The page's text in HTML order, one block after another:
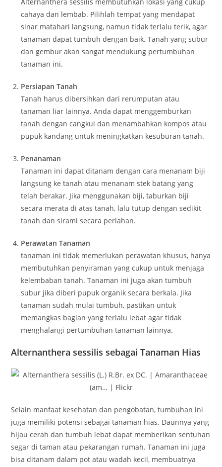
cahaya dan lembab. Pilihlah tempat yang mendapat
sinar matahari langsung, namun tidak terlalu terik, agar
tanaman dapat tumbuh dengan baik. Tanah yang subur
dan gembur akan sangat mendukung pertumbuhan
tanaman ini.
Persiapan Tanah
Tanah harus dibersihkan dari rerumputan atau
tanaman liar lainnya. Anda dapat menggemburkan
tanah dengan cangkul dan menambahkan kompos atau
pupuk kandang untuk meningkatkan kesuburan tanah.
Penanaman
Tanaman ini dapat ditanam dengan cara menanam biji
langsung ke tanah atau menanam stek batang yang
telah berakar. Jika menggunakan biji, taburkan biji
secara merata di atas tanah, lalu tutup dengan sedikit
tanah dan sirami secara perlahan.
Perawatan Tanaman
tanaman ini tidak memerlukan perawatan khusus, hanya
membutuhkan penyiraman yang cukup untuk menjaga
kelembaban tanah. Tanaman ini juga akan tumbuh
subur jika diberi pupuk organik secara berkala. Jika
tanaman sudah mulai tumbuh, pastikan untuk
memangkas bagian yang terlalu lebat agar tidak
menghalangi pertumbuhan tanaman lainnya.
Alternanthera sessilis sebagai Tanaman Hias
Selain manfaat kesehatan dan pengobatan, tumbuhan ini
juga memiliki potensi sebagai tanaman hias. Daunnya yang
hijau cerah dan tumbuh lebat dapat memberikan sentuhan
segar di taman atau pekarangan rumah. Tanaman ini juga
bisa ditanam dalam pot atau wadah kecil, membuatnya